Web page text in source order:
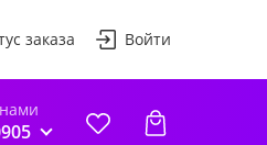
заказа Войти